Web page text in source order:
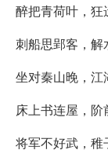
醉把青荷叶，狂
刺船思郢客，解
坐对秦山晚，江
床上书连屋，阶
将军不好武，稚